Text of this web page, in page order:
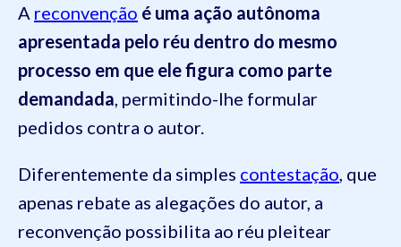
A reconvenção é uma ação autônoma
apresentada pelo réu dentro do mesmo
processo em que ele figura como parte
demandada , permitindo-lhe formular
pedidos contra o autor.
Diferentemente da simples contestação , que
apenas rebate as alegações do autor, a
reconvenção possibilita ao réu pleitear